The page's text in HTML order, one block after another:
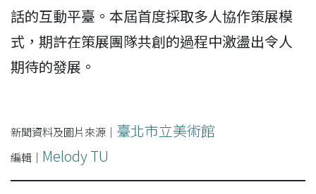
話的互動平臺。本屆首度採取多人協作策展模
式，期許在策展團隊共創的過程中激盪出令人
期待的發展。
新聞資料及圖片來源｜ 臺北市立美術館
編輯｜ Melody TU